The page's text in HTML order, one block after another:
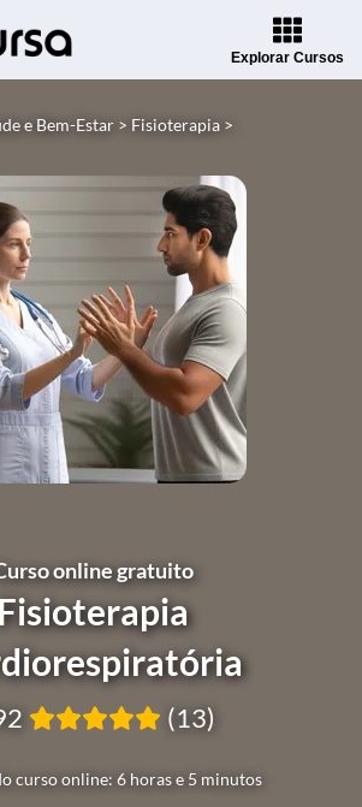
Explorar Cursos
e Bem-Estar > Fisioterapia >
online gratuito
Fisioterapia
curso online: 6 horas e 5 minutos
(13)